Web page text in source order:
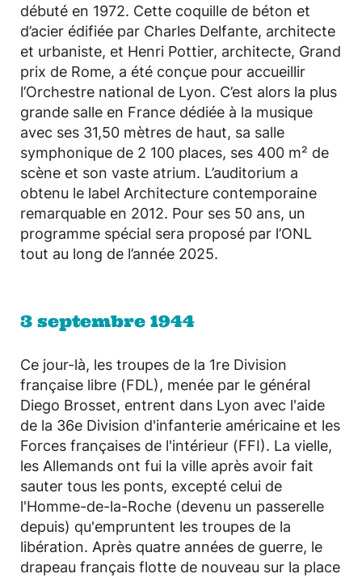
débuté en 1972. Cette coquille de béton et
d’acier édifiée par Charles Delfante, architecte
et urbaniste, et Henri Pottier, architecte, Grand
prix de Rome, a été conçue pour accueillir
l’Orchestre national de Lyon. C’est alors la plus
grande salle en France dédiée à la musique
avec ses 31,50 mètres de haut, sa salle
symphonique de 2 100 places, ses 400 m² de
scène et son vaste atrium. L’auditorium a
obtenu le label Architecture contemporaine
remarquable en 2012. Pour ses 50 ans, un
programme spécial sera proposé par l’ONL
tout au long de l’année 2025.
3 septembre 1944
Ce jour-là, les troupes de la 1re Division
française libre (FDL), menée par le général
Diego Brosset, entrent dans Lyon avec l'aide
de la 36e Division d'infanterie américaine et les
Forces françaises de l'intérieur (FFI). La vielle,
les Allemands ont fui la ville après avoir fait
sauter tous les ponts, excepté celui de
l'Homme-de-la-Roche (devenu un passerelle
depuis) qu'empruntent les troupes de la
libération. Après quatre années de guerre, le
drapeau français flotte de nouveau sur la place